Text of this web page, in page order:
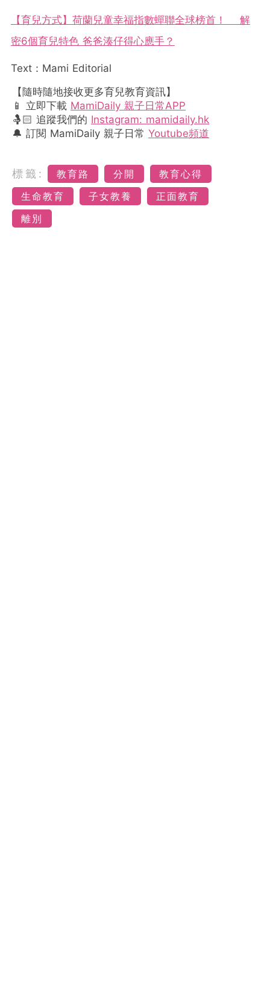
【育兒方式】荷蘭兒童幸福指數蟬聯全球榜首！ 解
密6個育兒特色 爸爸湊仔得心應手？
Text：Mami Editorial
【隨時隨地接收更多育兒教育資訊】
📱 立即下載 MamiDaily 親子日常APP
🤱🏻 追蹤我們的 Instagram: mamidaily.hk
🔔 訂閱 MamiDaily 親子日常 Youtube頻道
標籤: 教育路 分開
教育心得
生命教育
子女教養
正面教育
離別